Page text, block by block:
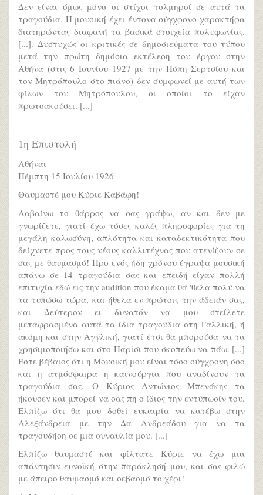
Δεν είναι όμως μόνο οι στίχοι τολμηροί σε αυτά τα
τραγούδια. Η μουσική έχει έντονα σύγχρονο χαρακτήρα
διατηρώντας διαφανή τα βασικά στοιχεία πολυφωνίας.
[...]. Δυστυχώς οι κριτικές σε δημοσιεύματα του τύπου
μετά την πρώτη δημόσια εκτέλεση του έργου στην
Αθήνα (στις 6 Ιουνίου 1927 με την Πόπη Σερτσίου και
τον Μητρόπουλο στο πιάνο) δεν συμφωνεί με αυτή των
φίλων του Μητρόπουλου, οι οποίοι το είχαν
πρωτοακούσει. [...]
1η Επιστολή
Αθήναι
Πέμπτη 15 Ιουλίου 1926
Θαυμαστέ μου Κύριε Καβάφη!
Λαβαίνω το θάρρος να σας γράψω, αν και δεν με
γνωρίζετε, γιατί έχω τόσες καλές πληροφορίες για τη
μεγάλη καλωσύνη, απλότητα και καταδεκτικότητα που
δείχνετε προς τους νέους καλλιτέχνας που ατενίζουν σε
σας με θαυμασμό! Προ ενός ήδη χρόνου έγραψα μουσική
απάνω σε 14 τραγούδια σας και επειδή είχαν πολλή
επιτυχία εδώ εις την audition που έκαμα θά 'θελα πολύ να
τα τυπώσω τώρα, και ήθελα εν πρώτοις την άδειάν σας,
και Δεύτερον ει δυνατόν να μου στείλετε
μεταφρασμένα αυτά τα ίδια τραγούδια στη Γαλλική, ή
ακόμη και στην Αγγλική, γιατί έτσι θα μπορούσα να τα
χρησιμοποιήσω και στο Παρίσι που σκοπεύω να πάω. [...]
Έστε βέβαιος ότι η Μουσική μου είναι τόσο σύγχρονη όσο
και η ατμόσφαιρα η καινούργια που αναδίνουν τα
τραγούδια σας. Ο Κύριος Αντώνιος Μπενάκης τα
ήκουσεν και μπορεί να σας πη ο ίδιος την εντύπωσίν του.
Ελπίζω ότι θα μου δοθεί ευκαιρία να κατέβω στην
Αλεξάνδρεια με την Δα Ανδρεάδου για να τα
τραγουδήση σε μια συναυλία μου. [...]
Ελπίζω θαυμαστέ και φίλτατε Κύριε να έχω μια
απάντησιν ευνοϊκή στην παράκλησή μου, και σας φιλώ
με άπειρο θαυμασμό και σεβασμό το χέρι!